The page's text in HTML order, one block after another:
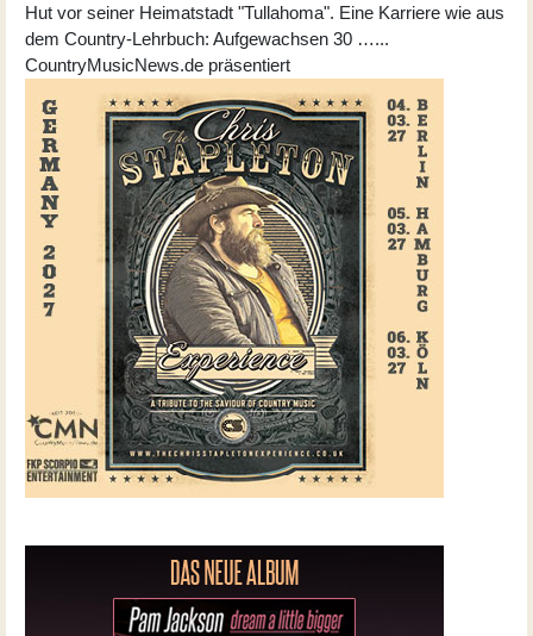
Hut vor seiner Heimatstadt "Tullahoma". Eine Karriere wie aus
dem Country-Lehrbuch: Aufgewachsen 30 …...
CountryMusicNews.de präsentiert